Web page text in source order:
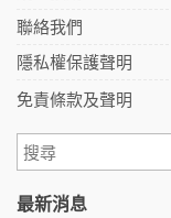
聯絡我們
隱私權保護聲明
免責條款及聲明
最新消息